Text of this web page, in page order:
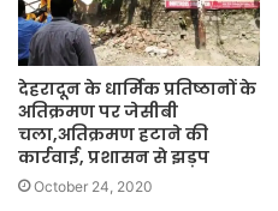
देहरादून के धार्मिक प्रतिष्ठानों के
अतिक्रमण पर जेसीबी
चला,अतिक्रमण हटाने की
कार्रवाई, प्रशासन से झड़प
October 24, 2020